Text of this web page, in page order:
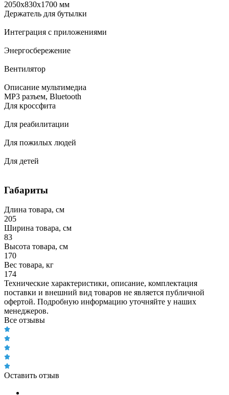
2050х830х1700 мм
Держатель для бутылки
Интеграция с приложениями
Энергосбережение
Вентилятор
Описание мультимедиа
MP3 разъем, Bluetooth
Для кроссфита
Для реабилитации
Для пожилых людей
Для детей
Габариты
Длина товара, см
205
Ширина товара, см
83
Высота товара, см
170
Вес товара, кг
174
Технические характеристики, описание, комплектация
поставки и внешний вид товаров не является публичной
офертой. Подробную информацию уточняйте у наших
менеджеров.
Все отзывы
Оставить отзыв